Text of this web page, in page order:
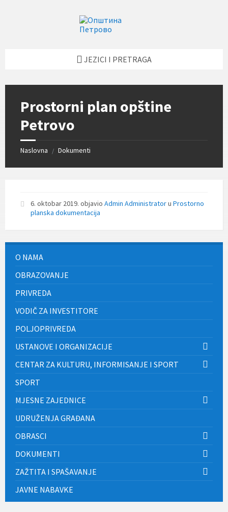
JEZICI I PRETRAGA
Prostorni plan opštine
Petrovo
Naslovna / Dokumenti
6. oktobar 2019. objavio Admin Administratoru Prostorno
planska dokumentacija
O NAMA
OBRAZOVANJE
PRIVREDA
VODIČ ZA INVESTITORE
POLJOPRIVREDA
USTANOVE I ORGANIZACIJE
CENTAR ZA KULTURU, INFORMISANJE I SPORT
SPORT
MJESNE ZAJEDNICE
UDRUŽENJA GRAĐANA
OBRASCI
DOKUMENTI
ZAŽTITA I SPAŠAVANJE
JAVNE NABAVKE